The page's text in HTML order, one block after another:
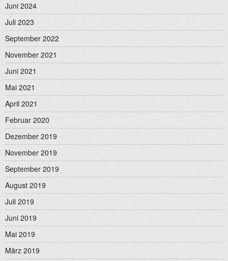
Juni 2024
Juli 2023
September 2022
November 2021
Juni 2021
Mai 2021
April 2021
Februar 2020
Dezember 2019
November 2019
September 2019
August 2019
Juli 2019
Juni 2019
Mai 2019
März 2019